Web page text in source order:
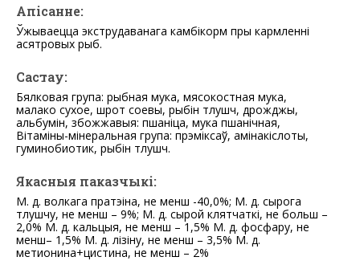
Апісанне:
Ўжываецца экструдаванага камбікорм пры кармленні
асятровых рыб.
Састау:
Бялковая група: рыбная мука, мясокостная мука,
малако сухое, шрот соевы, рыбін тлушч, дрожджы,
альбумін, збожжавыя: пшаніца, мука пшанічная,
Вітаміны-мінеральная група: прэміксаў, амінакіслоты,
гуминобиотик, рыбін тлушч.
Якасныя паказчыкі:
М. д. волкага пратэіна, не менш -40,0%; М. д. сырога
тлушчу, не менш – 9%; М. д. сырой клятчаткі, не больш –
2,0% М. д. кальцыя, не менш – 1,5% М. д. фосфару, не
менш– 1,5% М. д. лізіну, не менш – 3,5% М. д.
метионина+цистина, не менш – 2%